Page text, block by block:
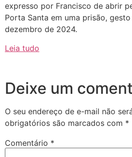
expresso por Francisco de abrir
Porta Santa em uma prisão,
dezembro de 2024.
Leia tudo
Deixe um
O seu endereço de e-mail não
obrigatórios são marcados com *
Comentário *